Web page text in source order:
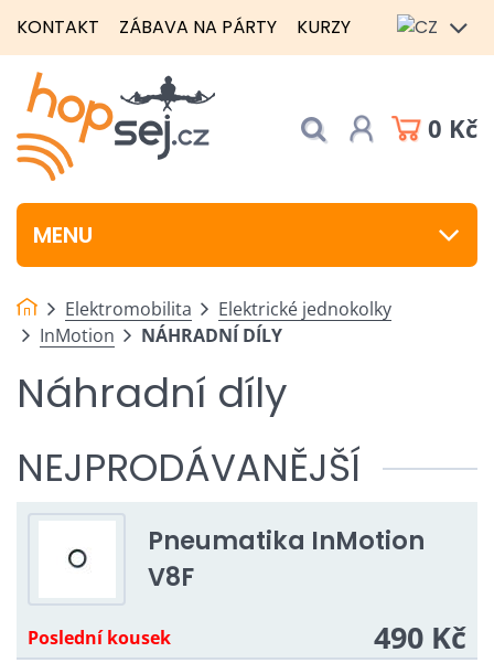
KONTAKT ZÁBAVA NA PÁRTY KURZY
0 Kč
MENU
Elektromobilita
Elektrické jednokolky
InMotion
NÁHRADNÍ DÍLY
Náhradní díly
NEJPRODÁVANĚJŠÍ
Pneumatika InMotion
V8F
Poslední kousek 490 Kč